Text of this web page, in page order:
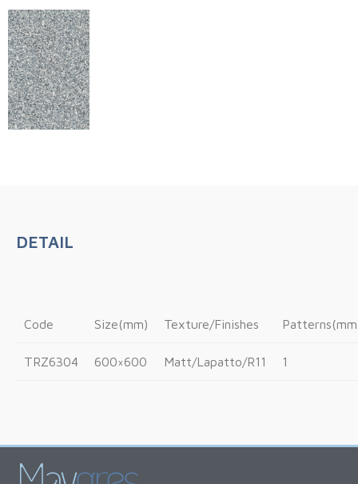
DETAIL
Code Size(mm) Texture/Finishes
TRZ6304 600×600 Matt/Lapatto/R11 1